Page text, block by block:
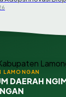
LAMONGAN
DAERAH